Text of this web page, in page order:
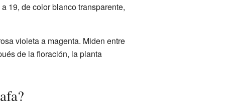
19, de color blanco transparente,
violeta a magenta. Miden entre
de la floración, la planta